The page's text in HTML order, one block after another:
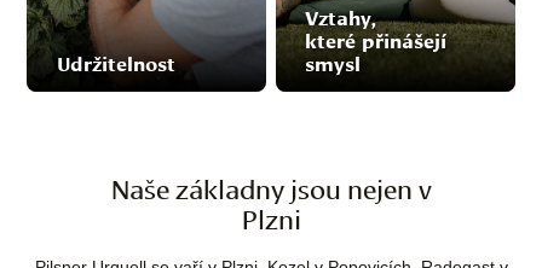
Udržitelnost
Vztahy,
které přinášejí
smysl
Naše základny jsou nejen v
Plzni